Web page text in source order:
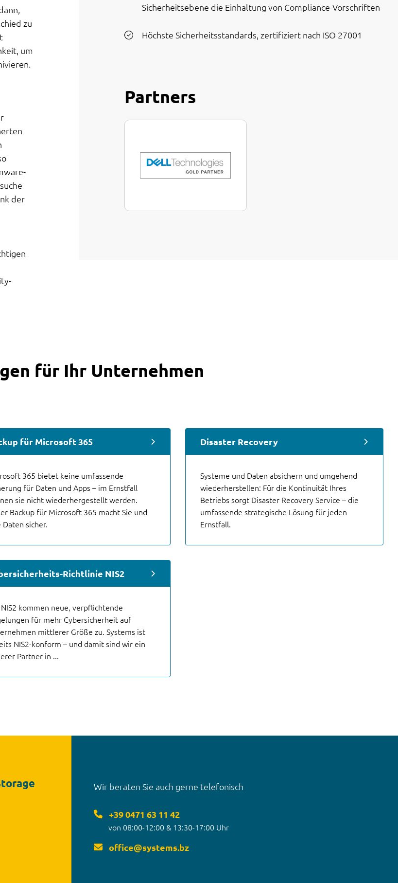
zu
um
der
Sicherheitsebene die Einhaltung von Compliance-Vorschriften
Höchste Sicherheitsstandards, zertifiziert nach ISO 27001
Partners
für Ihr Unternehmen
für Microsoft 365
365 bietet keine umfassende
für Daten und Apps – im Ernstfall
sie nicht wiederhergestellt werden.
Backup für Microsoft 365 macht Sie und
Daten sicher.
Disaster Recovery
Systeme und Daten absichern und umgehend
wiederherstellen: Für die Kontinuität Ihres
Betriebs sorgt Disaster Recovery Service – die
umfassende strategische Lösung für jeden
Ernstfall.
Richtlinie NIS2
kommen neue, verpflichtende
für mehr Cybersicherheit auf
mittlerer Größe zu. Systems ist
NIS2-konform – und damit sind wir ein
Partner in ...
Wir beraten Sie auch gerne telefonisch
+39 0471 63 11 42
von 08:00-12:00 & 13:30-17:00 Uhr
office@systems.bz